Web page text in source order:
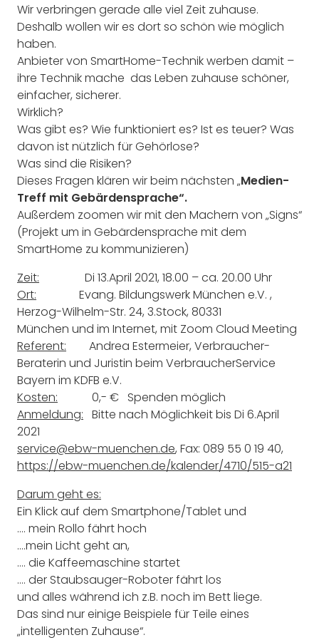
Wir verbringen gerade alle viel Zeit zuhause.
Deshalb wollen wir es dort so schön wie möglich
haben.
Anbieter von SmartHome-Technik werben damit –
ihre Technik mache das Leben zuhause schöner,
einfacher, sicherer.
Wirklich?
Was gibt es? Wie funktioniert es? Ist es teuer? Was
davon ist nützlich für Gehörlose?
Was sind die Risiken?
Dieses Fragen klären wir beim nächsten „Medien-
Treff mit Gebärdensprache“.
Außerdem zoomen wir mit den Machern von „Signs“
(Projekt um in Gebärdensprache mit dem
SmartHome zu kommunizieren)
Zeit: Di 13.April 2021, 18.00 – ca. 20.00 Uhr
Ort: Evang. Bildungswerk München e.V. ,
Herzog-Wilhelm-Str. 24, 3.Stock, 80331
München und im Internet, mit Zoom Cloud Meeting
Referent: Andrea Estermeier, Verbraucher-
Beraterin und Juristin beim VerbraucherService
Bayern im KDFB e.V.
Kosten: 0,- € Spenden möglich
Anmeldung: Bitte nach Möglichkeit bis Di 6.April
2021
service@ebw-muenchen.de, Fax: 089 55 0 19 40,
https://ebw-muenchen.de/kalender/4710/515-a21
Darum geht es:
Ein Klick auf dem Smartphone/Tablet und
…. mein Rollo fährt hoch
….mein Licht geht an,
…. die Kaffeemaschine startet
…. der Staubsauger-Roboter fährt los
und alles während ich z.B. noch im Bett liege.
Das sind nur einige Beispiele für Teile eines
„intelligenten Zuhause“.